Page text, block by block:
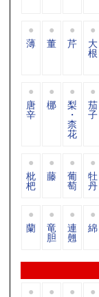
薄 董 芹 大
根
唐
辛
梛 梨
・
柰
花
茄
子
枇
杷
藤 葡
萄
牡
丹
蘭 竜
胆
連
翹
綿